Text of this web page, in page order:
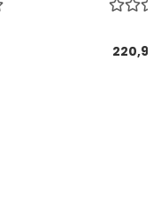
220,90